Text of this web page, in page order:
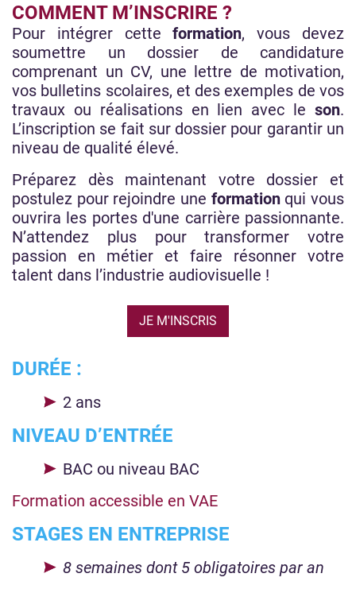
COMMENT M’INSCRIRE ?
Pour intégrer cetteformation, vous devez
soumettre un dossier de candidature
comprenant un CV, une lettre de motivation,
vos bulletins scolaires, et des exemples de vos
travaux ou réalisations en lien avec le son.
L’inscription se fait sur dossier pour garantir un
niveau de qualité élevé.
Préparez dès maintenant votre dossier et
postulez pour rejoindre une formationqui vous
ouvrira les portes d'une carrière passionnante.
N’attendez plus pour transformer votre
passion en métier et faire résonner votre
talent dans l’industrie audiovisuelle !
JE M'INSCRIS
DURÉE :
2 ans
NIVEAU D’ENTRÉE
BAC ou niveau BAC
Formation accessible en VAE
STAGES EN ENTREPRISE
8 semaines dont 5 obligatoires par an